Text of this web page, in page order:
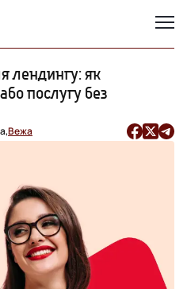
лендингу: як
послугу без
Вежа